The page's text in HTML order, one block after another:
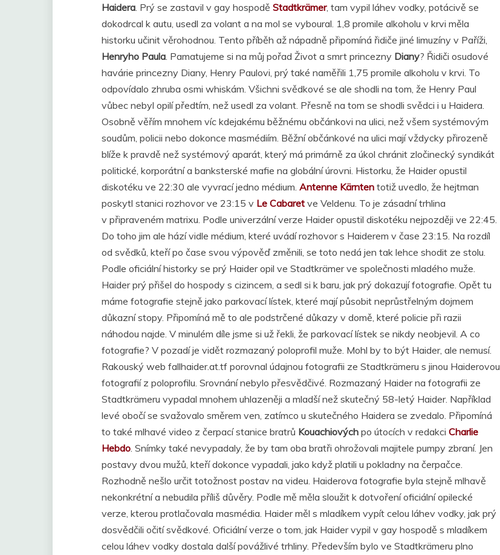
Haidera . Prý se zastavil v gay hospodě Stadtkrämer, tam vypil láhev vodky, potácivě se
dokodrcal k autu, usedl za volant a na mol se vyboural. 1,8 promile alkoholu v krvi měla
historku učinit věrohodnou. Tento příběh až nápadně připomíná řidiče jiné limuzíny v Paříži,
Henryho Paula . Pamatujeme si na můj pořad Život a smrt princezny Diany? Řidiči osudové
havárie princezny Diany, Henry Paulovi, prý také naměřili 1,75 promile alkoholu v krvi. To
odpovídalo zhruba osmi whiskám. Všichni svědkové se ale shodli na tom, že Henry Paul
vůbec nebyl opilí předtím, než usedl za volant. Přesně na tom se shodli svědci i u Haidera.
Osobně věřím mnohem víc kdejakému běžnému občánkovi na ulici, než všem systémovým
soudům, policii nebo dokonce masmédiím. Běžní občánkové na ulici mají vždycky přirozeně
blíže k pravdě než systémový aparát, který má primárně za úkol chránit zločinecký syndikát
politické, korporátní a banksterské mafie na globální úrovni. Historku, že Haider opustil
diskotéku ve 22:30 ale vyvrací jedno médium. Antenne Kärnten totiž uvedlo, že hejtman
poskytl stanici rozhovor ve 23:15 v Le Cabaret ve Veldenu. To je zásadní trhlina
v připraveném matrixu. Podle univerzální verze Haider opustil diskotéku nejpozději ve 22:45.
Do toho jim ale hází vidle médium, které uvádí rozhovor s Haiderem v čase 23:15. Na rozdíl
od svědků, kteří po čase svou výpověď změnili, se toto nedá jen tak lehce shodit ze stolu.
Podle oficiální historky se prý Haider opil ve Stadtkrämer ve společnosti mladého muže.
Haider prý přišel do hospody s cizincem, a sedl si k baru, jak prý dokazují fotografie. Opět tu
máme fotografie stejně jako parkovací lístek, které mají působit neprůstřelným dojmem
důkazní stopy. Připomíná mě to ale podstrčené důkazy v domě, které policie při razii
náhodou najde. V minulém díle jsme si už řekli, že parkovací lístek se nikdy neobjevil. A co
fotografie? V pozadí je vidět rozmazaný poloprofil muže. Mohl by to být Haider, ale nemusí.
Rakouský web fallhaider.at.tf porovnal údajnou fotografii ze Stadtkrämeru s jinou Haiderovou
fotografií z poloprofilu. Srovnání nebylo přesvědčivé. Rozmazaný Haider na fotografii ze
Stadtkrämeru vypadal mnohem uhlazeněji a mladší než skutečný 58-letý Haider. Například
levé obočí se svažovalo směrem ven, zatímco u skutečného Haidera se zvedalo. Připomíná
to také mlhavé video z čerpací stanice bratrů Kouachiových po útocích v redakci Charlie
Hebdo . Snímky také nevypadaly, že by tam oba bratři ohrožovali majitele pumpy zbraní. Jen
postavy dvou mužů, kteří dokonce vypadali, jako když platili u pokladny na čerpačce.
Rozhodně nešlo určit totožnost postav na videu. Haiderova fotografie byla stejně mlhavě
nekonkrétní a nebudila příliš důvěry. Podle mě měla sloužit k dotvoření oficiální opilecké
verze, kterou protlačovala masmédia. Haider měl s mladíkem vypít celou láhev vodky, jak prý
dosvědčili očití svědkové. Oficiální verze o tom, jak Haider vypil v gay hospodě s mladíkem
celou láhev vodky dostala další povážlivé trhliny. Především bylo ve Stadtkrämeru plno